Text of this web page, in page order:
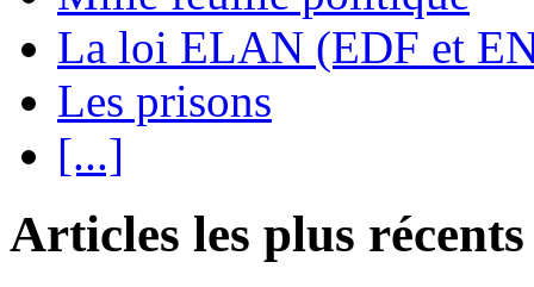
La loi ELAN (EDF et
Les prisons
[...]
Articles les plus récents